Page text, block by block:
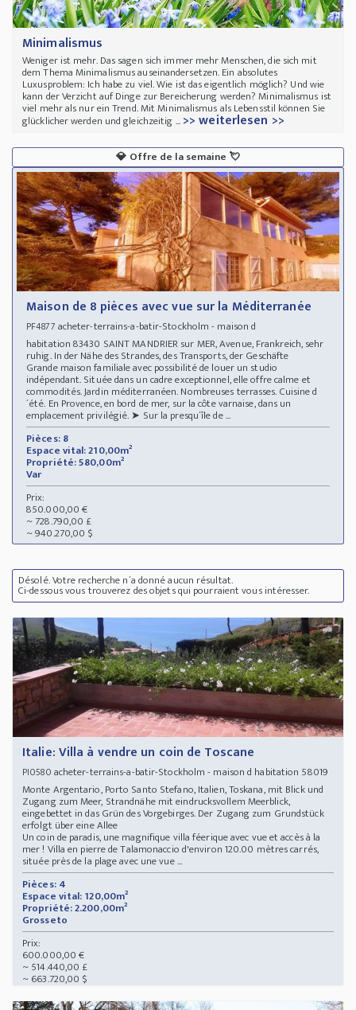
Minimalismus
Weniger ist mehr. Das sagen sich immer mehr Menschen, die sich mit
dem Thema Minimalismus auseinandersetzen. Ein absolutes
Luxusproblem: Ich habe zu viel. Wie ist das eigentlich möglich? Und wie
kann der Verzicht auf Dinge zur Bereicherung werden? Minimalismus ist
viel mehr als nur ein Trend. Mit Minimalismus als Lebensstil können Sie
glücklicher werden und gleichzeitig ...>> weiterlesen >>
💎 Offre de la semaine 💘
Maison de 8 pièces avec vue sur la Méditerranée
PF4877 acheter-terrains-a-batir-Stockholm - maison d
habitation 83430 SAINT MANDRIER sur MER, Avenue, Frankreich, sehr
ruhig. In der Nähe des Strandes, des Transports, der Geschäfte
Grande maison familiale avec possibilité de louer un studio
indépendant. Située dans un cadre exceptionnel, elle offre calme et
commodités. Jardin méditerranéen. Nombreuses terrasses. Cuisine d
´été. En Provence, en bord de mer, sur la côte varnaise, dans un
emplacement privilégié. ➤ Sur la presqu´île de ...
Pièces: 8
Espace vital: 210,00m²
Propriété: 580,00m²
Var
Prix:
850.000,00 €
~ 728.790,00 £
~ 940.270,00 $
Désolé. Votre recherche n´a donné aucun résultat.
Ci-dessous vous trouverez des objets qui pourraient vous intéresser.
Italie: Villa à vendre un coin de Toscane
PI0580 acheter-terrains-a-batir-Stockholm - maison d habitation 58019
Monte Argentario, Porto Santo Stefano, Italien, Toskana, mit Blick und
Zugang zum Meer, Strandnähe mit eindrucksvollem Meerblick,
eingebettet in das Grün des Vorgebirges. Der Zugang zum Grundstück
erfolgt über eine Allee
Un coin de paradis, une magnifique villa féerique avec vue et accès à la
mer ! Villa en pierre de Talamonaccio d'environ 120.00 mètres carrés,
située près de la plage avec une vue ...
Pièces: 4
Espace vital: 120,00m²
Propriété: 2.200,00m²
Grosseto
Prix:
600.000,00 €
~ 514.440,00 £
~ 663.720,00 $